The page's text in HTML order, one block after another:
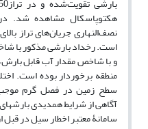
هکتوپاسکال مشاهده شد.
است. رخداد بارشی مذکور با
و با شاخص مقدار آب قابل
منطقه برخوردار بوده است.
سطح زمین در فصل گرم موجب
آگاهی از شرایط همدیدی
سامانۀ معتبر اخطار سیل در